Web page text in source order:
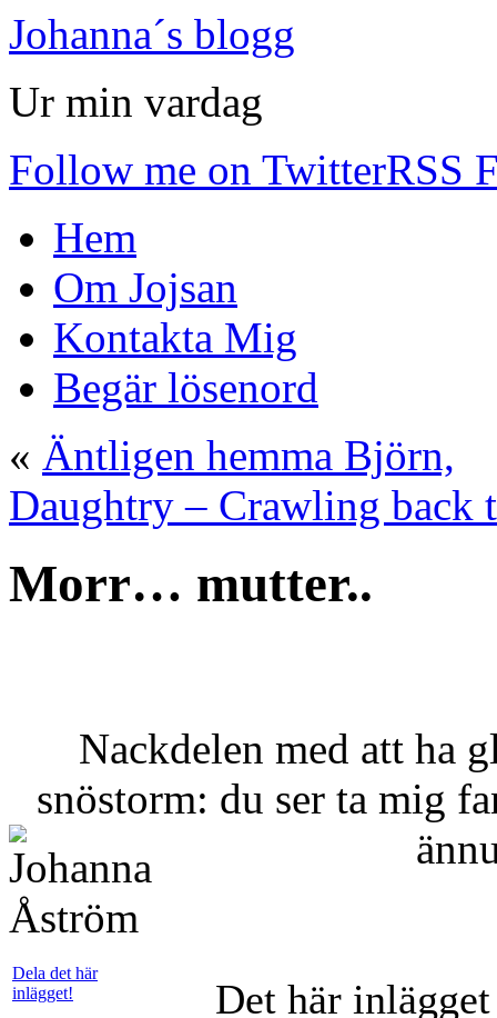
Johanna´s blogg
Ur min vardag
Follow me on TwitterRSS
Hem
Om Jojsan
Kontakta Mig
Begär lösenord
« Äntligen hemma Björn,
Daughtry – Crawling back
Morr… mutter..
Nackdelen med att ha
snöstorm: du ser ta mig
Dela det här
inlägget!
Det här